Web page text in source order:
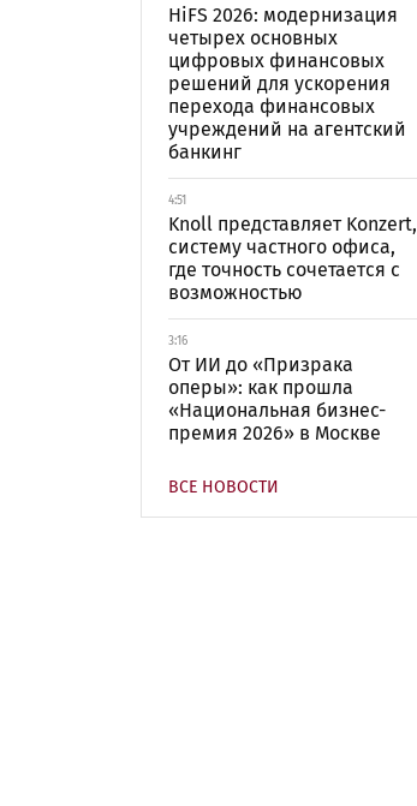
HiFS 2026: модернизация
четырех основных
цифровых финансовых
решений для ускорения
перехода финансовых
учреждений на агентский
банкинг
4:51
Knoll представляет Konzert,
систему частного офиса,
где точность сочетается с
возможностью
3:16
От ИИ до «Призрака
оперы»: как прошла
«Национальная бизнес-
премия 2026» в Москве
ВСЕ НОВОСТИ